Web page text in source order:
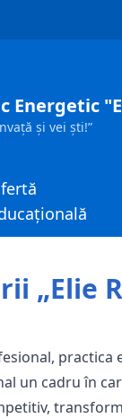
Energetic
și vei ști!”
„Elie
practica
un cadru în